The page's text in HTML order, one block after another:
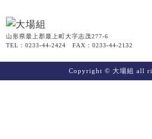
山形県最上郡最上町大字志茂277-6
TEL：0233-44-2424 FAX：0233-44-2132
Copyright © 大場組 all